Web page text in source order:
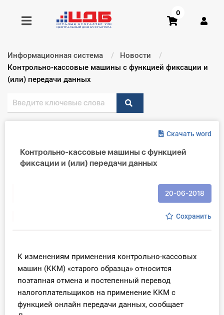
Получить консультацию
Главная ИС
Консультации
Вебинары
0
Информационная система
Новости
Текущий:
Контрольно-кассовые машины с функцией фиксации и
(или) передачи данных
Скачать word
Контрольно-кассовые машины с функцией
фиксации и (или) передачи данных
20-06-2018
Сохранить
К изменениям применения контрольно-кассовых
машин (ККМ) «старого образца» относится
поэтапная отмена и постепенный перевод
налогоплательщиков на применение ККМ с
функцией онлайн передачи данных, сообщает